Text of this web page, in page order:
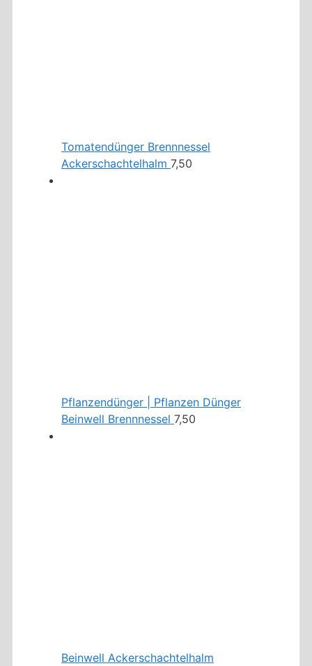
Tomatendünger Brennnessel
Ackerschachtelhalm 7,50
Pflanzendünger | Pflanzen Dünger
Beinwell Brennnessel 7,50
Beinwell Ackerschachtelhalm